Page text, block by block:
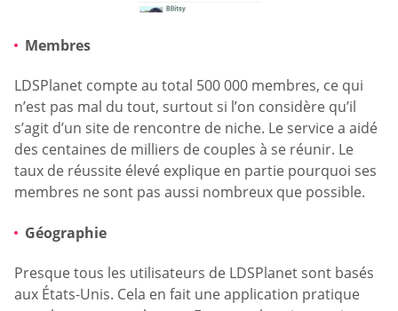
Membres
LDSPlanet compte au total 500 000 membres, ce qui
n’est pas mal du tout, surtout si l’on considère qu’il
s’agit d’un site de rencontre de niche. Le service a aidé
des centaines de milliers de couples à se réunir. Le
taux de réussite élevé explique en partie pourquoi ses
membres ne sont pas aussi nombreux que possible.
Géographie
Presque tous les utilisateurs de LDSPlanet sont basés
aux États-Unis. Cela en fait une application pratique